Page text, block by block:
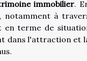
immobilier.
à
terme de
dans l'attraction et